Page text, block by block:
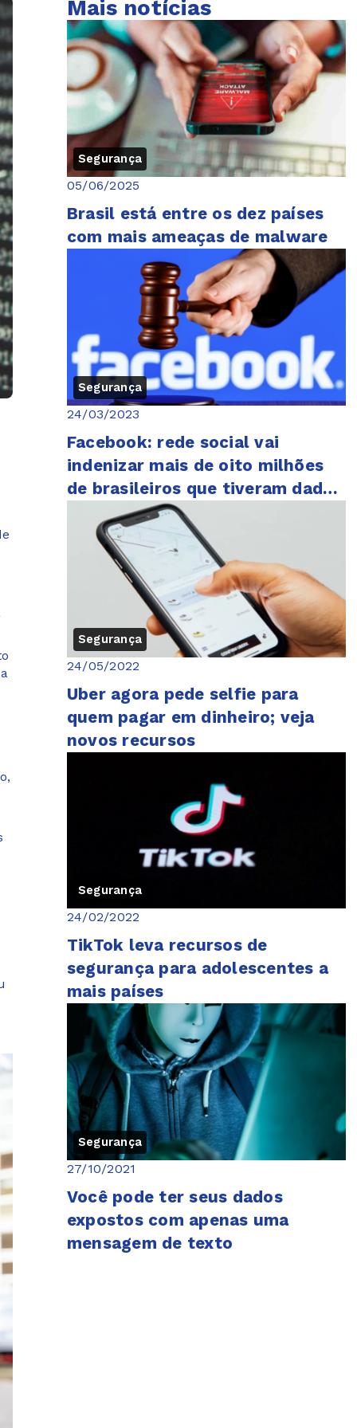
Mais notícias
Segurança
05/06/2025
Brasil está entre os dez países
com mais ameaças de malware
Segurança
24/03/2023
Facebook: rede social vai
indenizar mais de oito milhões
de brasileiros que tiveram dados
vazados
Segurança
24/05/2022
Uber agora pede selfie para
quem pagar em dinheiro; veja
novos recursos
Segurança
24/02/2022
TikTok leva recursos de
segurança para adolescentes a
mais países
Segurança
27/10/2021
Você pode ter seus dados
expostos com apenas uma
mensagem de texto